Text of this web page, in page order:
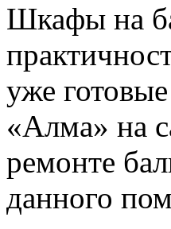
Шкафы на
уже
«Алма» на
ремонте
данного